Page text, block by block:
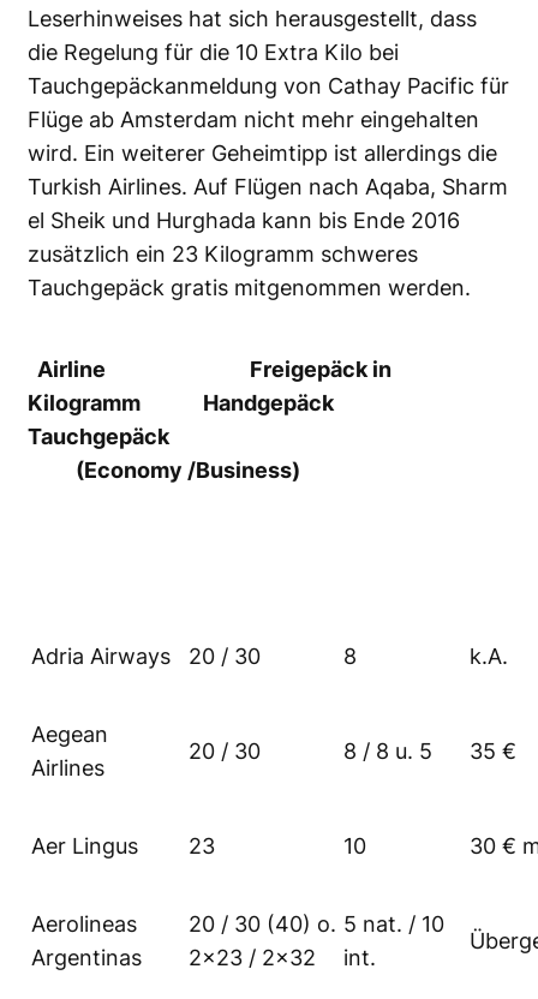
Leserhinweises hat sich herausgestellt, dass
die Regelung für die 10 Extra Kilo bei
Tauchgepäckanmeldung von Cathay Pacific für
Flüge ab Amsterdam nicht mehr eingehalten
wird. Ein weiterer Geheimtipp ist allerdings die
Turkish Airlines. Auf Flügen nach Aqaba, Sharm
el Sheik und Hurghada kann bis Ende 2016
zusätzlich ein 23 Kilogramm schweres
Tauchgepäck gratis mitgenommen werden.
Airline Freigepäck in
Kilogramm Handgepäck
Tauchgepäck
(Economy /Business)
Adria Airways 20 / 30 8 k.A.
Aegean
Airlines
20 / 30 8 / 8 u. 5 35 €
Aer Lingus 23 10 30 €
Aerolineas
Argentinas
20 / 30 (40) o.
2×23 / 2×32
5 nat. / 10
int.